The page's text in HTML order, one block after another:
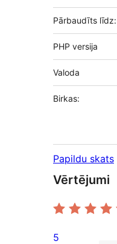
Pārbaudīts līdz:
PHP versija
Valoda
Birkas:
Papildu skats
Vērtējumi
5